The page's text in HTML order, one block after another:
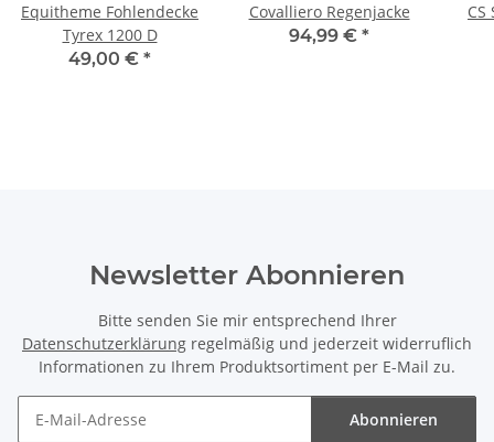
Equitheme Fohlendecke
Tyrex 1200 D
49,00 € *
Covalliero Regenjacke
94,99 € *
Newsletter Abonnieren
Bitte senden Sie mir entsprechend Ihrer
Datenschutzerklärung regelmäßig und jederzeit widerruflich
Informationen zu Ihrem Produktsortiment per E-Mail zu.
Abonnieren